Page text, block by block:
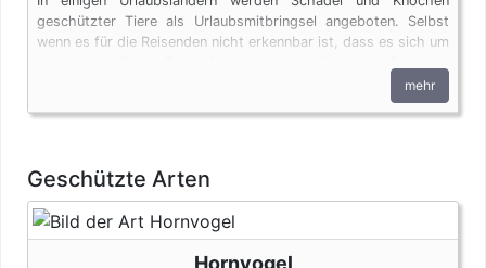
geschützter Tiere als Urlaubsmitbringsel angeboten. Selbst
wenn es für die Reisenden nicht erkennbar ist, dass es sich um
den artenschutzrechtlichen Bestimmungen. Bei privaten
Einfuhren zum persönlichen Gebrauch sind bis zu vier
dieser Dokumentenfreiheit ausgenommen.
mehr
Geschützte Arten
Hornvogel